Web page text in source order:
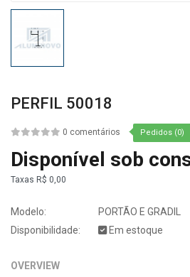
PERFIL 50018
0 comentários Pedidos (0)
Disponível sob
Taxas R$ 0,00
Modelo:
PORTÃO E GRADIL
Disponibilidade:
Em estoque
OVERVIEW